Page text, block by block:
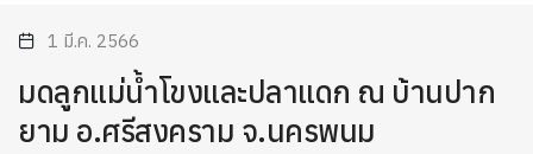
1 มี.ค. 2566
มดลูกแม่น้ำโขงและปลาแดก ณ บ้านปาก
ยาม อ.ศรีสงคราม จ.นครพนม